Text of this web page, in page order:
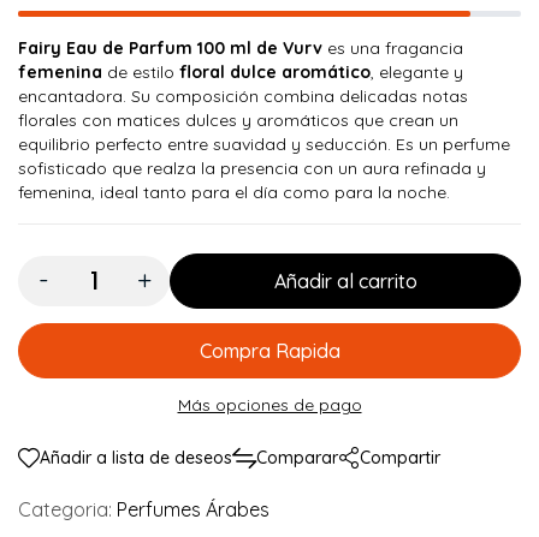
Fairy Eau de Parfum 100 ml de Vurv es una fragancia
femenina de estilo floral dulce aromático , elegante y
encantadora. Su composición combina delicadas notas
florales con matices dulces y aromáticos que crean un
equilibrio perfecto entre suavidad y seducción. Es un perfume
sofisticado que realza la presencia con un aura refinada y
femenina, ideal tanto para el día como para la noche.
Cantidad:
Añadir al carrito
Compra Rapida
Más opciones de pago
Añadir a lista de deseos Comparar Compartir
Categoria: Perfumes Árabes